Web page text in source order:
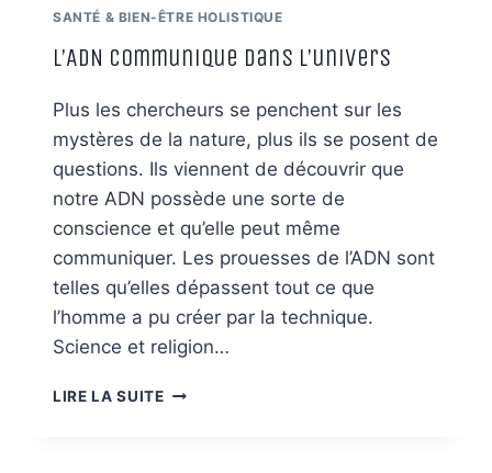
SANTÉ & BIEN-ÊTRE HOLISTIQUE
L’ADN communique dans l’univers
Plus les chercheurs se penchent sur les
mystères de la nature, plus ils se posent de
questions. Ils viennent de découvrir que
notre ADN possède une sorte de
conscience et qu’elle peut même
communiquer. Les prouesses de l’ADN sont
telles qu’elles dépassent tout ce que
l’homme a pu créer par la technique.
Science et religion…
LIRE LA SUITEL’ADN